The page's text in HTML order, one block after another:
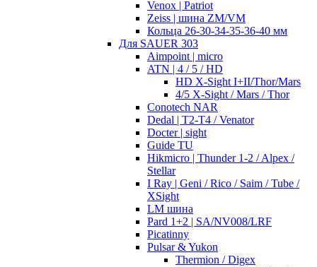
Venox | Patriot
Zeiss | шина ZM/VM
Кольца 26-30-34-35-36-40 мм
Для SAUER 303
Aimpoint | micro
ATN | 4 / 5 / HD
HD X-Sight I+II/Thor/Mars
4/5 X-Sight / Mars / Thor
Conotech NAR
Dedal | T2-T4 / Venator
Docter | sight
Guide TU
Hikmicro | Thunder 1-2 / Alpex /
Stellar
I Ray | Geni / Rico / Saim / Tube /
XSight
LM шина
Pard 1+2 | SA/NV008/LRF
Picatinny
Pulsar & Yukon
Thermion / Digex